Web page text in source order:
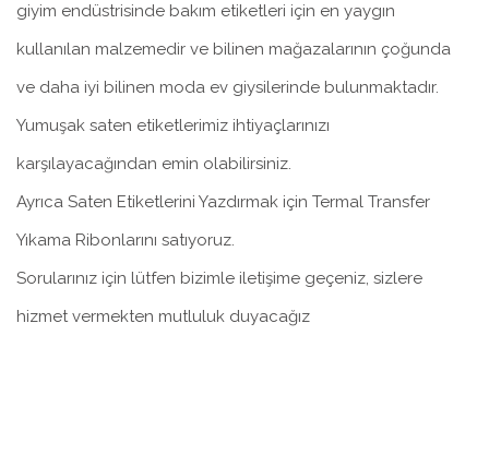
giyim endüstrisinde bakım etiketleri için en yaygın
kullanılan malzemedir ve bilinen mağazalarının çoğunda
ve daha iyi bilinen moda ev giysilerinde bulunmaktadır.
Yumuşak saten etiketlerimiz ihtiyaçlarınızı
karşılayacağından emin olabilirsiniz.
Ayrıca Saten Etiketlerini Yazdırmak için Termal Transfer
Yıkama Ribonlarını satıyoruz.
Sorularınız için lütfen bizimle iletişime geçeniz, sizlere
hizmet vermekten mutluluk duyacağız